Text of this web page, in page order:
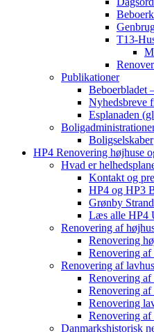
T13-
Publikationer
Beboerbladet
Nyhedsbreve
Esplanaden
Boligselskaber
HP4 Renovering højhuse
Hvad er
Kontakt og
HP4 og HP3
Grønby Strand
Læs alle HP4
Renovering af
Renovering
Renovering
Renovering af
Renovering af
Renovering
Renovering
Renovering
Danmarkshistorisk